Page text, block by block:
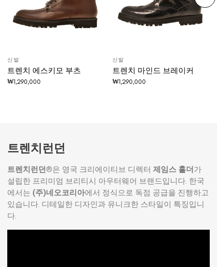
신발
트렌치 에스키모 부츠
₩1,290,000
신발
트렌치 마인드 브레이커
₩1,290,000
트렌치런던
트렌치런던®은 영국 크리에이티브 디렉터 제임스 홀더가
설립한 프리미엄 브리티시 아우터웨어 브랜드입니다. 한국
에서는 (주)네오코리아에서 정식으로 독점 공급을 진행하고
있습니다. 디테일한 디자인과 유니크한 스타일이 특징입니
다.